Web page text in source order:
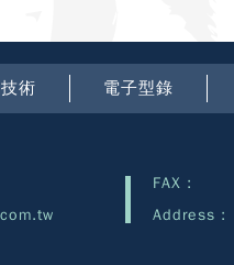
術 電子型錄
FAX :
Address :